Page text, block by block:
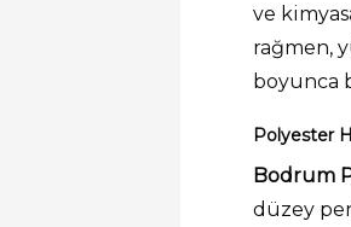
ve
rağmen,
boyunca
Polyester
Bodrum
düzey